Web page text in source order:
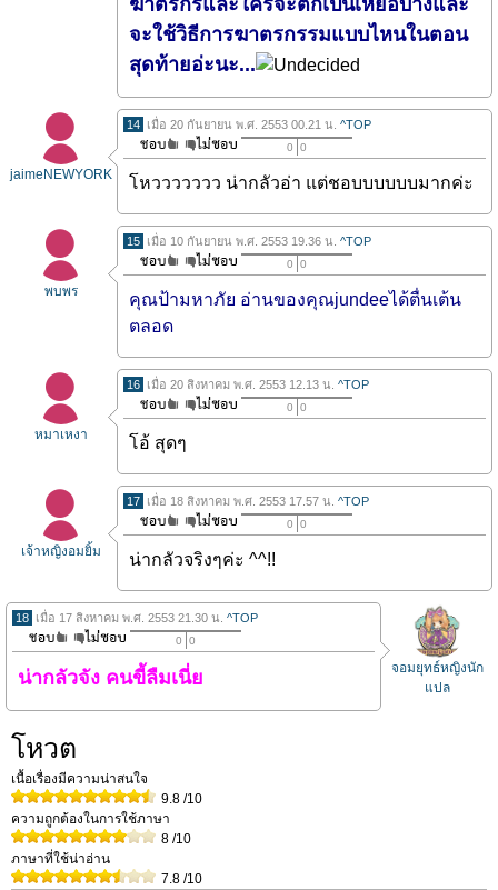
ฆาตรกรและใครจะตกเป็นเหยื่อบ้างและ
จะใช้วิธีการฆาตรกรรมแบบไหนในตอน
สุดท้ายอ่ะนะ...
jaimeNEWYORK
14 เมื่อ 20 กันยายน พ.ศ. 2553 00.21 น. ^TOP
0 0
โหววววววว น่ากลัวอ่า แต่ชอบบบบบบมากค่ะ
พบพร
15 เมื่อ 10 กันยายน พ.ศ. 2553 19.36 น. ^TOP
0 0
คุณป้ามหาภัย อ่านของคุณjundeeได้ตื่นเต้น
ตลอด
หมาเหงา
16 เมื่อ 20 สิงหาคม พ.ศ. 2553 12.13 น. ^TOP
0 0
โอ้ สุดๆ
เจ้าหญิงอมยิ้ม
17 เมื่อ 18 สิงหาคม พ.ศ. 2553 17.57 น. ^TOP
0 0
น่ากลัวจริงๆค่ะ ^^!!
จอมยุทธ์หญิงนัก
แปล
18 เมื่อ 17 สิงหาคม พ.ศ. 2553 21.30 น. ^TOP
0 0
น่ากลัวจัง คนขี้ลืมเนี่ย
โหวต
เนื้อเรื่องมีความน่าสนใจ
9.8 /10
ความถูกต้องในการใช้ภาษา
8 /10
ภาษาที่ใช้น่าอ่าน
7.8 /10